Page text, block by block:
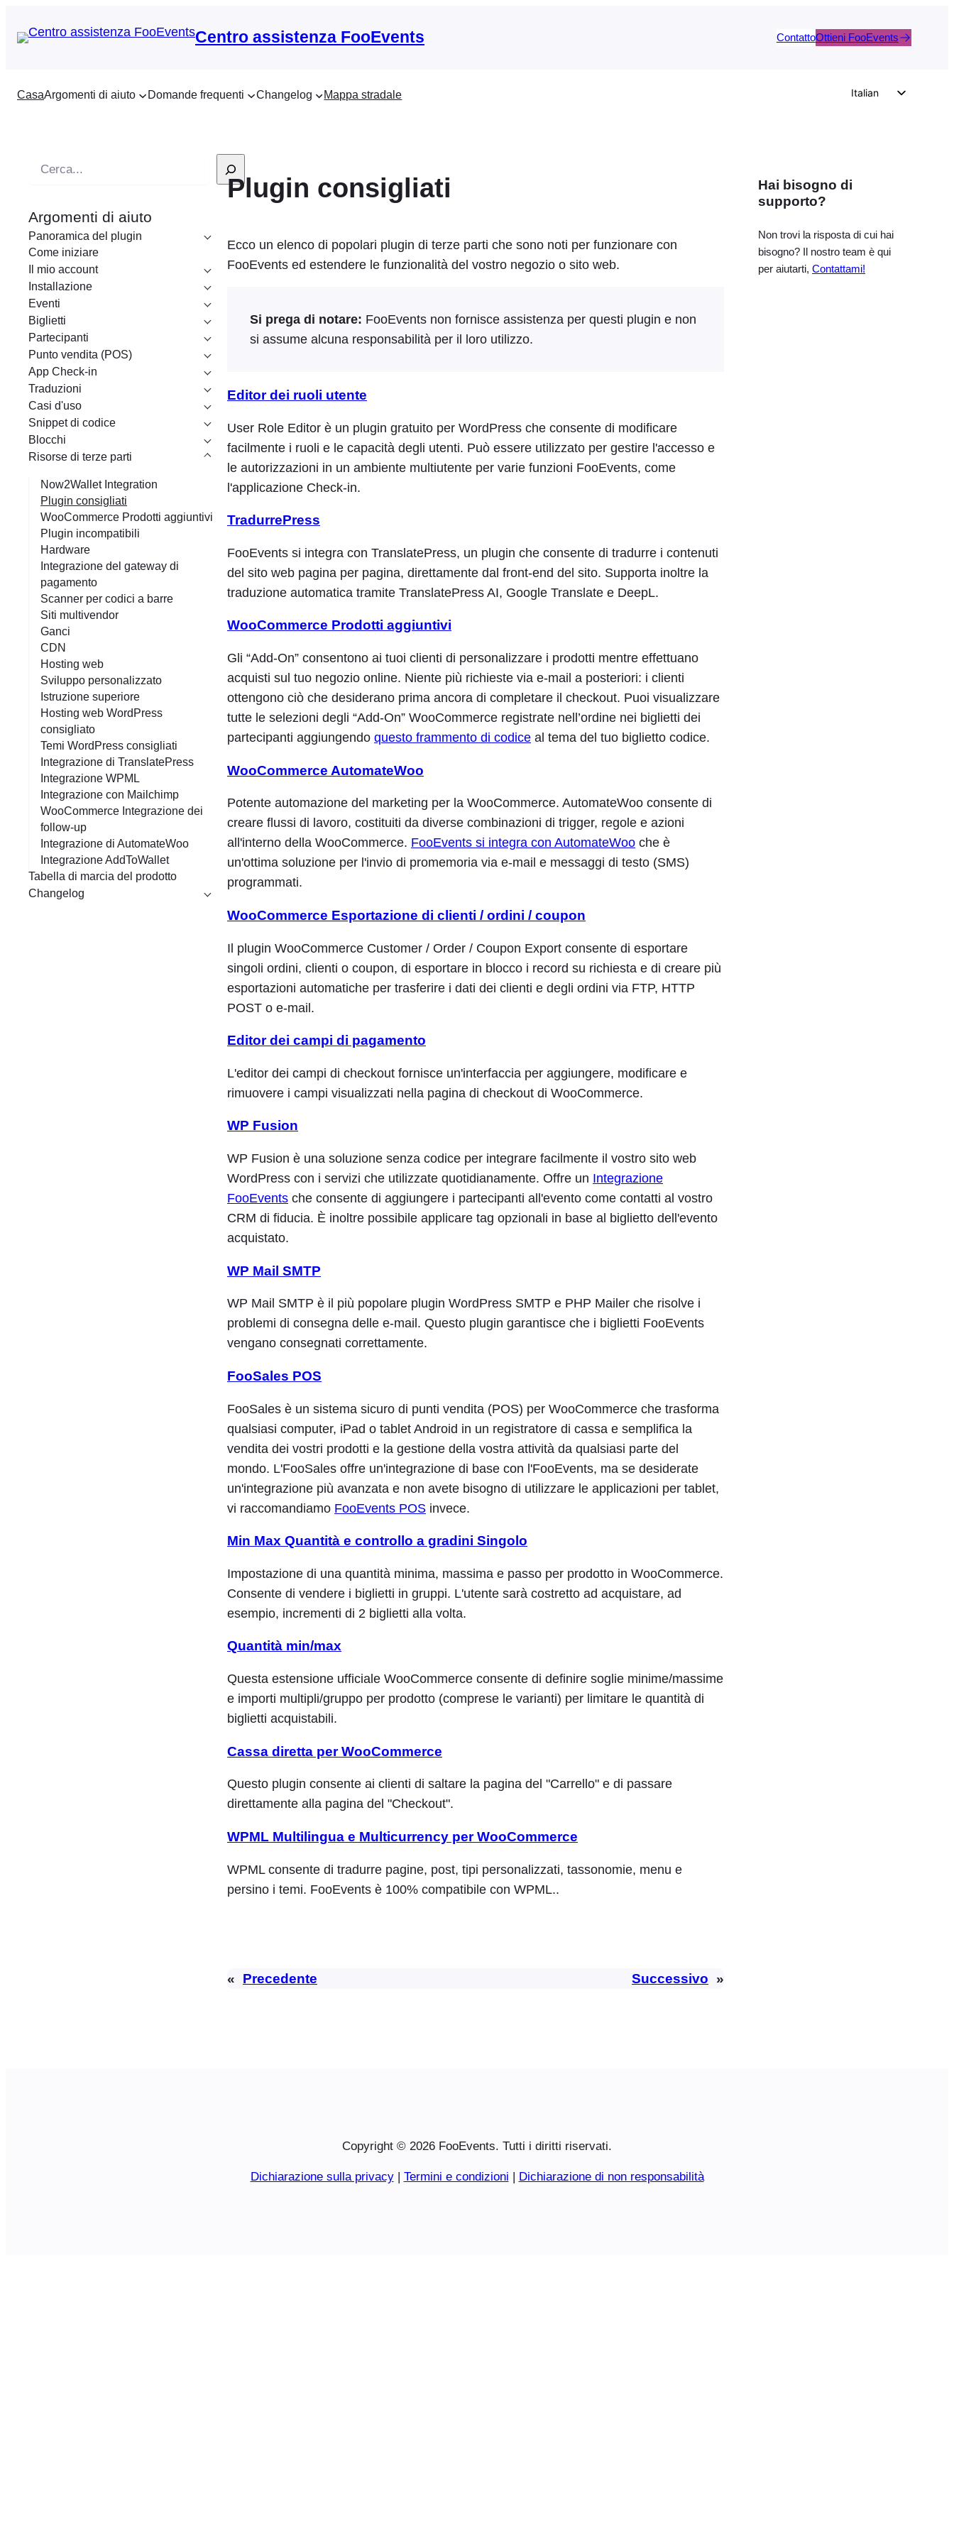
Centro assistenza FooEvents ContattoOttieni FooEvents
CasaArgomenti di aiuto Domande frequenti Changelog Mappa stradale
Italian
Spanish
French
Polish
e
r
c
a
Argomenti di aiuto
Panoramica del plugin
Come iniziare
Il mio account
Installazione
Eventi
Biglietti
Partecipanti
Punto vendita (POS)
App Check-in
Traduzioni
Casi d'uso
Snippet di codice
Blocchi
Risorse di terze parti
Now2Wallet Integration
Plugin consigliati
WooCommerce Prodotti aggiuntivi
Plugin incompatibili
Hardware
Integrazione del gateway di
pagamento
Scanner per codici a barre
Siti multivendor
Ganci
CDN
Hosting web
Sviluppo personalizzato
Istruzione superiore
Hosting web WordPress
consigliato
Temi WordPress consigliati
Integrazione di TranslatePress
Integrazione WPML
Integrazione con Mailchimp
WooCommerce Integrazione dei
follow-up
Integrazione di AutomateWoo
Integrazione AddToWallet
Tabella di marcia del prodotto
Changelog
Plugin consigliati
Ecco un elenco di popolari plugin di terze parti che sono noti per funzionare con
FooEvents ed estendere le funzionalità del vostro negozio o sito web.
Si prega di notare: FooEvents non fornisce assistenza per questi plugin e non
si assume alcuna responsabilità per il loro utilizzo.
Editor dei ruoli utente
User Role Editor è un plugin gratuito per WordPress che consente di modificare
facilmente i ruoli e le capacità degli utenti. Può essere utilizzato per gestire l'accesso e
le autorizzazioni in un ambiente multiutente per varie funzioni FooEvents, come
l'applicazione Check-in.
TradurrePress
FooEvents si integra con TranslatePress, un plugin che consente di tradurre i contenuti
del sito web pagina per pagina, direttamente dal front-end del sito. Supporta inoltre la
traduzione automatica tramite TranslatePress AI, Google Translate e DeepL.
WooCommerce Prodotti aggiuntivi
Gli “Add-On” consentono ai tuoi clienti di personalizzare i prodotti mentre effettuano
acquisti sul tuo negozio online. Niente più richieste via e-mail a posteriori: i clienti
ottengono ciò che desiderano prima ancora di completare il checkout. Puoi visualizzare
tutte le selezioni degli “Add-On” WooCommerce registrate nell’ordine nei biglietti dei
partecipanti aggiungendo questo frammento di codice al tema del tuo biglietto codice.
WooCommerce AutomateWoo
Potente automazione del marketing per la WooCommerce. AutomateWoo consente di
creare flussi di lavoro, costituiti da diverse combinazioni di trigger, regole e azioni
all'interno della WooCommerce. FooEvents si integra con AutomateWoo che è
un'ottima soluzione per l'invio di promemoria via e-mail e messaggi di testo (SMS)
programmati.
WooCommerce Esportazione di clienti / ordini / coupon
Il plugin WooCommerce Customer / Order / Coupon Export consente di esportare
singoli ordini, clienti o coupon, di esportare in blocco i record su richiesta e di creare più
esportazioni automatiche per trasferire i dati dei clienti e degli ordini via FTP, HTTP
POST o e-mail.
Editor dei campi di pagamento
L'editor dei campi di checkout fornisce un'interfaccia per aggiungere, modificare e
rimuovere i campi visualizzati nella pagina di checkout di WooCommerce.
WP Fusion
WP Fusion è una soluzione senza codice per integrare facilmente il vostro sito web
WordPress con i servizi che utilizzate quotidianamente. Offre un Integrazione
FooEvents che consente di aggiungere i partecipanti all'evento come contatti al vostro
CRM di fiducia. È inoltre possibile applicare tag opzionali in base al biglietto dell'evento
acquistato.
WP Mail SMTP
WP Mail SMTP è il più popolare plugin WordPress SMTP e PHP Mailer che risolve i
problemi di consegna delle e-mail. Questo plugin garantisce che i biglietti FooEvents
vengano consegnati correttamente.
FooSales POS
FooSales è un sistema sicuro di punti vendita (POS) per WooCommerce che trasforma
qualsiasi computer, iPad o tablet Android in un registratore di cassa e semplifica la
vendita dei vostri prodotti e la gestione della vostra attività da qualsiasi parte del
mondo. L'FooSales offre un'integrazione di base con l'FooEvents, ma se desiderate
un'integrazione più avanzata e non avete bisogno di utilizzare le applicazioni per tablet,
vi raccomandiamo FooEvents POS invece.
Min Max Quantità e controllo a gradini Singolo
Impostazione di una quantità minima, massima e passo per prodotto in WooCommerce.
Consente di vendere i biglietti in gruppi. L'utente sarà costretto ad acquistare, ad
esempio, incrementi di 2 biglietti alla volta.
Quantità min/max
Questa estensione ufficiale WooCommerce consente di definire soglie minime/massime
e importi multipli/gruppo per prodotto (comprese le varianti) per limitare le quantità di
biglietti acquistabili.
Cassa diretta per WooCommerce
Questo plugin consente ai clienti di saltare la pagina del "Carrello" e di passare
direttamente alla pagina del "Checkout".
WPML Multilingua e Multicurrency per WooCommerce
WPML consente di tradurre pagine, post, tipi personalizzati, tassonomie, menu e
persino i temi. FooEvents è 100% compatibile con WPML..
« Precedente Successivo »
Hai bisogno di
supporto?
Non trovi la risposta di cui hai
bisogno? Il nostro team è qui
per aiutarti, Contattami!
Copyright © 2026 FooEvents. Tutti i diritti riservati.
Dichiarazione sulla privacy| Termini e condizioni | Dichiarazione di non responsabilità